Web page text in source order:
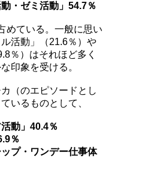
動・ゼミ活動」54.7％
めている。一般に思い
活動」（21.6％）や
％）はそれほど多く
印象を受ける。
（のエピソードとし
いるものとして、
活動」40.4％
％
ップ・ワンデー仕事体